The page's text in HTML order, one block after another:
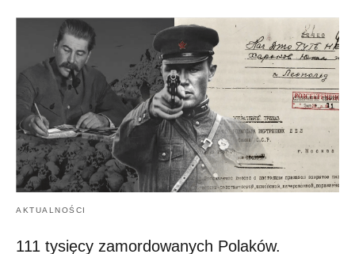
AKTUALNOŚCI
111 tysięcy zamordowanych Polaków.